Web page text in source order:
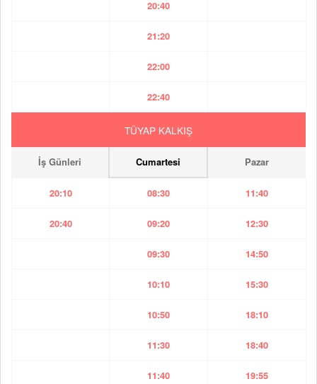
20:40
21:20
22:00
22:40
TÜYAP KALKIŞ
İş Günleri Cumartesi Pazar
20:10 08:30 11:40
20:40 09:20 12:30
09:30 14:50
10:10 15:30
10:50 18:10
11:30 18:40
11:40 19:55